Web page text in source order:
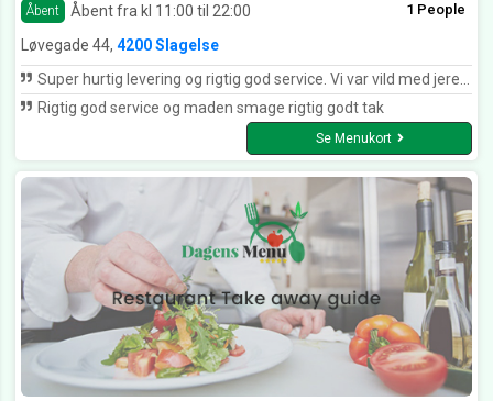
Åbent Åbent fra kl 11:00 til 22:00 1 People
Løvegade 44, 4200 Slagelse
Super hurtig levering og rigtig god service. Vi var vild med jeres manaish👌👌👌
Rigtig god service og maden smage rigtig godt tak
Se Menukort